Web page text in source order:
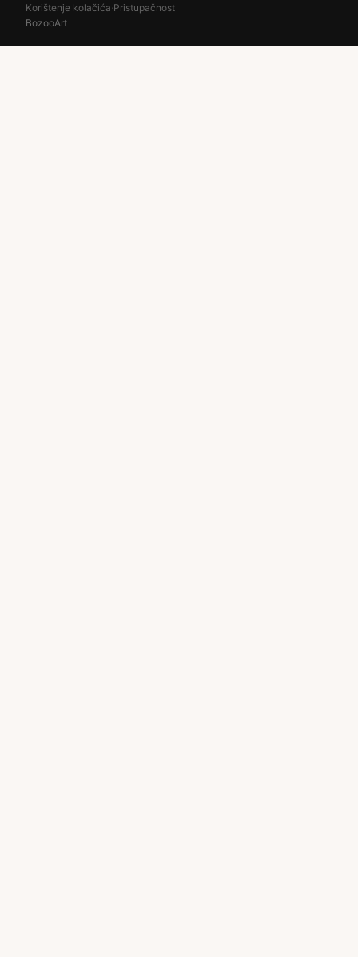
Korištenje kolačića·Pristupačnost
BozooArt